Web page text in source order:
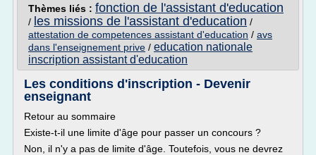
Thèmes liés : fonction de l'assistant d'education
/ les missions de l'assistant d'education /
attestation de competences assistant d'education / avs
dans l'enseignement prive / education nationale
inscription assistant d'education
Les conditions d'inscription - Devenir
enseignant
Retour au sommaire
Existe-t-il une limite d'âge pour passer un concours ?
Non, il n'y a pas de limite d'âge. Toutefois, vous ne devrez